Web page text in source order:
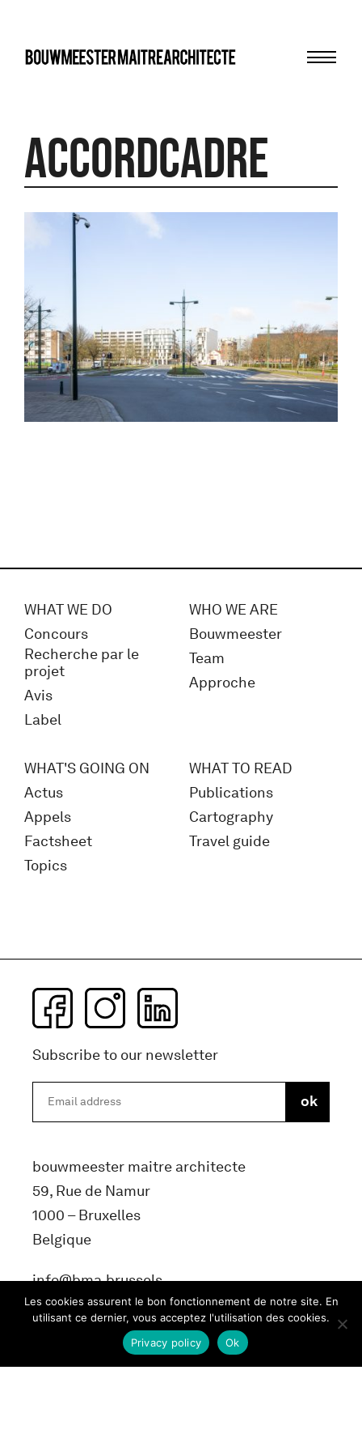
AccordCadre
WHAT WE DO
Concours
Recherche par le
projet
Avis
Label
WHO WE ARE
Bouwmeester
Team
Approche
WHAT'S GOING ON
Actus
Appels
Factsheet
Topics
WHAT TO READ
Publications
Cartography
Travel guide
Subscribe to our newsletter
bouwmeester maitre architecte
59, Rue de Namur
1000 – Bruxelles
Belgique
info@bma.brussels
Les cookies assurent le bon fonctionnement de notre site. En
utilisant ce dernier, vous acceptez l'utilisation des cookies.
Ok
Privacy policy